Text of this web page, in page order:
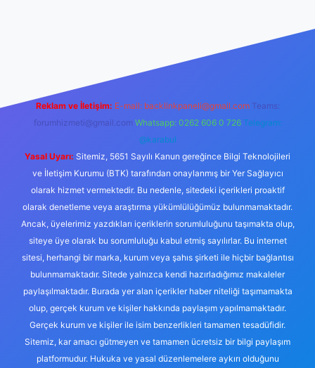
Reklam ve İletişim: E-mail: backlinkpaneli@gmail.com Teams:
forumhizmeti@gmail.com Whatsapp: 0262 606 0 726 Telegram:
@karabul
Yasal Uyarı: Sitemiz, 5651 Sayılı Kanun gereğince Bilgi Teknolojileri
ve İletişim Kurumu (BTK) tarafından onaylanmış bir Yer Sağlayıcı
olarak hizmet vermektedir. Bu nedenle, sitedeki içerikleri proaktif
olarak denetleme veya araştırma yükümlülüğümüz bulunmamaktadır.
Ancak, üyelerimiz yazdıkları içeriklerin sorumluluğunu taşımakta olup,
siteye üye olarak bu sorumluluğu kabul etmiş sayılırlar. Bu internet
sitesi, herhangi bir marka, kurum veya şahıs şirketi ile hiçbir bağlantısı
bulunmamaktadır. Sitede yalnızca kendi hazırladığımız makaleler
paylaşılmaktadır. Burada yer alan içerikler haber niteliği taşımamakta
olup, gerçek kurum ve kişiler hakkında paylaşım yapılmamaktadır.
Gerçek kurum ve kişiler ile isim benzerlikleri tamamen tesadüfidir.
Sitemiz, kar amacı gütmeyen ve tamamen ücretsiz bir bilgi paylaşım
platformudur. Hukuka ve yasal düzenlemelere aykırı olduğunu